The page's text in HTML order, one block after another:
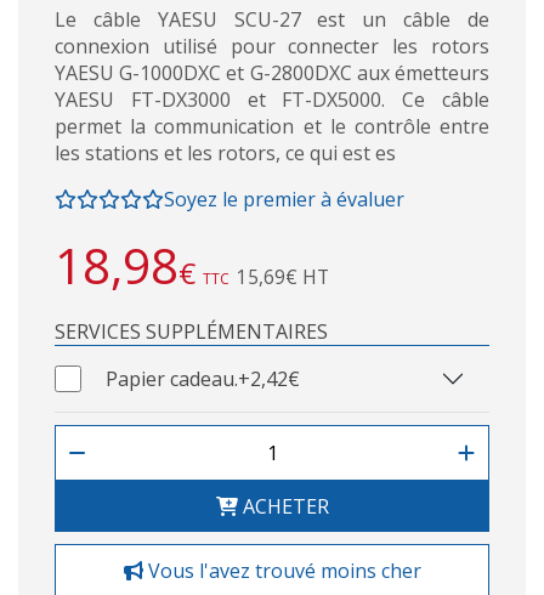
Le câble YAESU SCU-27 est un câble de
connexion utilisé pour connecter les rotors
YAESU G-1000DXC et G-2800DXC aux émetteurs
YAESU FT-DX3000 et FT-DX5000. Ce câble
permet la communication et le contrôle entre
les stations et les rotors, ce qui est es
Soyez le premier à évaluer
18,98€ TTC 15,69€ HT
SERVICES SUPPLÉMENTAIRES
Papier cadeau.+2,42€
ACHETER
Vous l'avez trouvé moins cher